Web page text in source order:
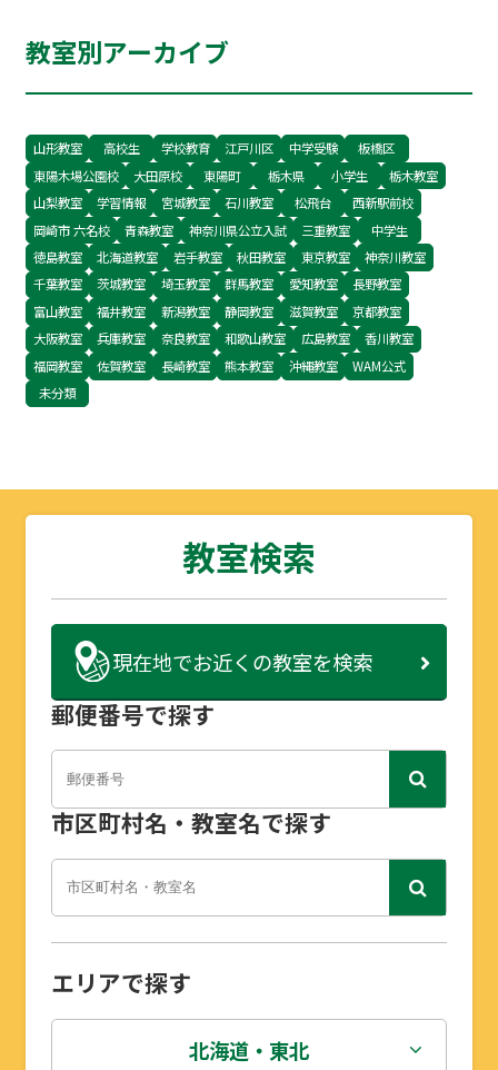
教室別アーカイブ
山形教室 高校生 学校教育 江戸川区 中学受験
板橋区
東陽木場公園校
大田原校 東陽町 栃木県 小学生
栃木教室
山梨教室
学習情報 宮城教室 石川教室 松飛台
西新駅前校
岡崎市 六名校
青森教室 神奈川県公立入試 三重教室
中学生
徳島教室
北海道教室 岩手教室 秋田教室 東京教室
神奈川教室
千葉教室
茨城教室 埼玉教室 群馬教室 愛知教室
長野教室
富山教室
福井教室 新潟教室 静岡教室 滋賀教室
京都教室
大阪教室
兵庫教室 奈良教室 和歌山教室 広島教室
香川教室
福岡教室
佐賀教室 長崎教室 熊本教室 沖縄教室
WAM公式
未分類
教室検索
現在地でお近くの教室を検索
郵便番号で探す
市区町村名・教室名で探す
エリアで探す
北海道・東北